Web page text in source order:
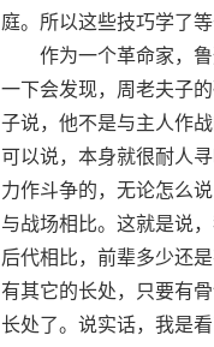
庭。所以这些技巧学了等
作为一个革命家，鲁
一下会发现，周老夫子
子说，他不是与主人作
可以说，本身就很耐人
力作斗争的，无论怎么
与战场相比。这就是说
后代相比，前辈多少还
有其它的长处，只要有
长处了。说实话，我是